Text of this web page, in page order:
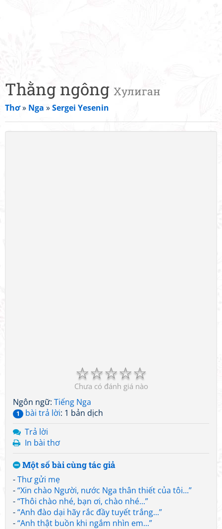
Thằng ngông Хулиган
Thơ» Nga »Sergei Yesenin
☆
☆
☆
☆
☆
Chưa có đánh giá nào
Ngôn ngữ: Tiếng Nga
1 bài trả lời: 1 bản dịch
Trả lời
In bài thơ
Một số bài cùng tác giả
-Thư gửi mẹ
-“Xin chào Người, nước Nga thân thiết của tôi...”
-“Thôi chào nhé, bạn ơi, chào nhé...”
-“Anh đào dại hãy rắc đầy tuyết trắng...”
-“Anh thật buồn khi ngắm nhìn em...”